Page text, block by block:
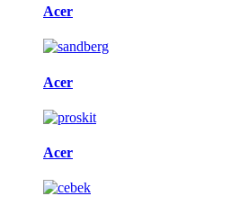
Acer
Acer
Acer